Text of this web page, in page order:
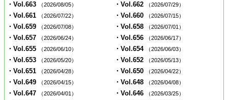
・Vol.663 （2026/08/05） ・Vol.662 （2026/07/29）
・Vol.661 （2026/07/22） ・Vol.660 （2026/07/15）
・Vol.659 （2026/07/08） ・Vol.658 （2026/07/01）
・Vol.657 （2026/06/24） ・Vol.656 （2026/06/17）
・Vol.655 （2026/06/10） ・Vol.654 （2026/06/03）
・Vol.653 （2026/05/20） ・Vol.652 （2026/05/13）
・Vol.651 （2026/04/28） ・Vol.650 （2026/04/22）
・Vol.649 （2026/04/15） ・Vol.648 （2026/04/08）
・Vol.647 （2026/04/01） ・Vol.646 （2026/03/25）